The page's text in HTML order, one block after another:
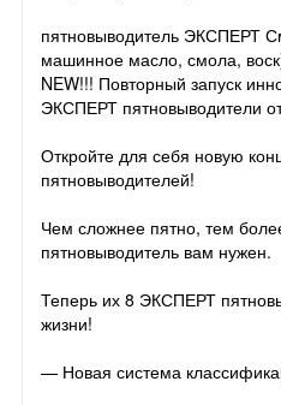
пятновыводитель ЭКСПЕРТ
машинное масло, смола,
NEW!!! Повторный запуск
ЭКСПЕРТ пятновыводители
Откройте для себя новую
пятновыводителей!
Чем сложнее пятно, тем
пятновыводитель вам нужен.
Теперь их 8 ЭКСПЕРТ
жизни!
— Новая система